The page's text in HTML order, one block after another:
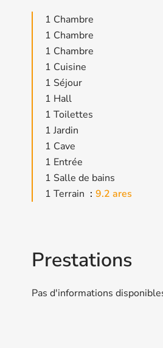
1 Chambre
1 Chambre
1 Chambre
1 Cuisine
1 Séjour
1 Hall
1 Toilettes
1 Jardin
1 Cave
1 Entrée
1 Salle de bains
1 Terrain
9.2 ares
Prestations
Pas d'informations